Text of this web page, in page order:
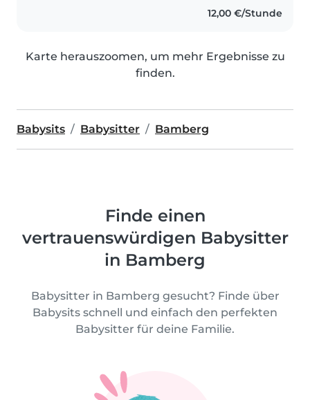
12,00 €/Stunde
Karte herauszoomen, um mehr Ergebnisse zu
finden.
Babysits Babysitter Bamberg
Finde einen
vertrauenswürdigen Babysitter
in Bamberg
Babysitter in Bamberg gesucht? Finde über
Babysits schnell und einfach den perfekten
Babysitter für deine Familie.